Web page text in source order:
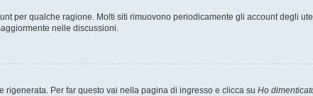
per qualche ragione. Molti siti rimuovono periodicamente gli account degli
nelle discussioni.
Per far questo vai nella pagina di ingresso e clicca su Ho